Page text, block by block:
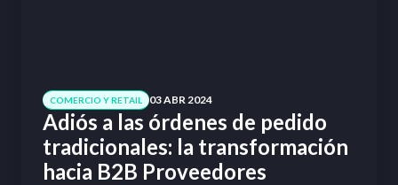
COMERCIO Y RETAIL 03 ABR 2024
Adiós a las órdenes de pedido
tradicionales: la transformación
hacia B2B Proveedores